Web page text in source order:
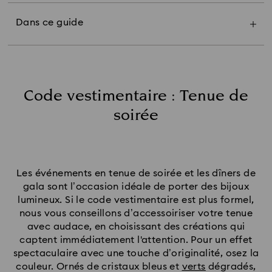
Dans ce guide
Tenue de soirée
Bijoux de soirée de gala
Robe de soirée élégante
Code vestimentaire : Tenue de
soirée
Les événements en tenue de soirée et les dîners de
gala sont l’occasion idéale de porter des bijoux
lumineux. Si le code vestimentaire est plus formel,
nous vous conseillons d’accessoiriser votre tenue
avec audace, en choisissant des créations qui
captent immédiatement l'attention. Pour un effet
spectaculaire avec une touche d’originalité, osez la
couleur. Ornés de cristaux bleus et verts dégradés,